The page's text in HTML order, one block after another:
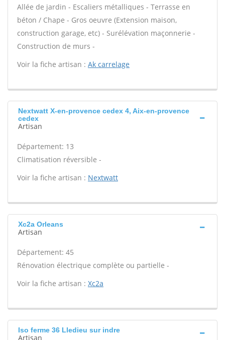
Allée de jardin - Escaliers métalliques - Terrasse en
béton / Chape - Gros oeuvre (Extension maison,
construction garage, etc) - Surélévation maçonnerie -
Construction de murs -
Voir la fiche artisan : Ak carrelage
Nextwatt X-en-provence cedex 4, Aix-en-provence
cedex
Artisan
Département: 13
Climatisation réversible -
Voir la fiche artisan : Nextwatt
Xc2a Orleans
Artisan
Département: 45
Rénovation électrique complète ou partielle -
Voir la fiche artisan : Xc2a
Iso ferme 36 Lledieu sur indre
Artisan